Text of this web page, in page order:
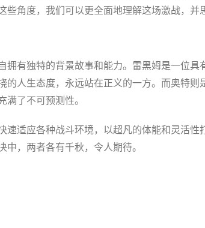
角度，我们可以更全面地理解这场激战，并
拥有独特的背景故事和能力。雷黑姆是一位
的人生态度，永远站在正义的一方。而奥特
了不可预测性。
速适应各种战斗环境，以超凡的体能和灵活
，两者各有千秋，令人期待。